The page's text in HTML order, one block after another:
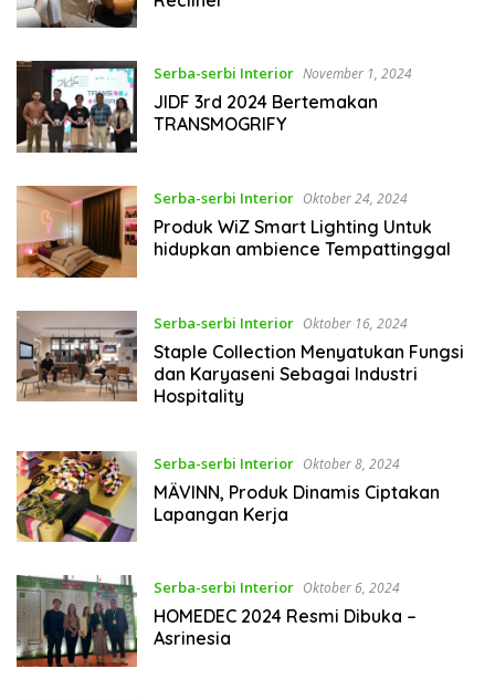
Serba-serbi Interior November 1, 2024
JIDF 3rd 2024 Bertemakan
TRANSMOGRIFY
Serba-serbi Interior Oktober 24, 2024
Produk WiZ Smart Lighting Untuk
hidupkan ambience Tempattinggal
Serba-serbi Interior Oktober 16, 2024
Staple Collection Menyatukan Fungsi
dan Karyaseni Sebagai Industri
Hospitality
Serba-serbi Interior Oktober 8, 2024
MÄVINN, Produk Dinamis Ciptakan
Lapangan Kerja
Serba-serbi Interior Oktober 6, 2024
HOMEDEC 2024 Resmi Dibuka –
Asrinesia